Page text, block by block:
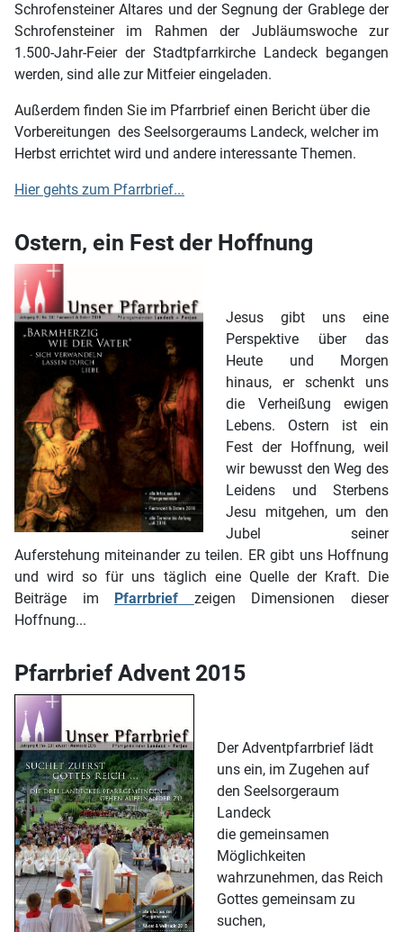
Schrofensteiner Altares und der Segnung der Grablege der
Schrofensteiner im Rahmen der Jubläumswoche zur
1.500-Jahr-Feier der Stadtpfarrkirche Landeck begangen
werden, sind alle zur Mitfeier eingeladen.
Außerdem finden Sie im Pfarrbrief einen Bericht über die
Vorbereitungen des Seelsorgeraums Landeck, welcher im
Herbst errichtet wird und andere interessante Themen.
Hier gehts zum Pfarrbrief...
Ostern, ein Fest der Hoffnung
Jesus gibt uns eine
Perspektive über das
Heute und Morgen
hinaus, er schenkt uns
die Verheißung ewigen
Lebens. Ostern ist ein
Fest der Hoffnung, weil
wir bewusst den Weg des
Leidens und Sterbens
Jesu mitgehen, um den
Jubel seiner
Auferstehung miteinander zu teilen. ER gibt uns Hoffnung
und wird so für uns täglich eine Quelle der Kraft. Die
Beiträge im
Pfarrbrief
zeigen Dimensionen dieser
Hoffnung...
Pfarrbrief Advent 2015
Der Adventpfarrbrief lädt
uns ein, im Zugehen auf
den Seelsorgeraum
Landeck
die gemeinsamen
Möglichkeiten
wahrzunehmen, das Reich
Gottes gemeinsam zu
suchen,